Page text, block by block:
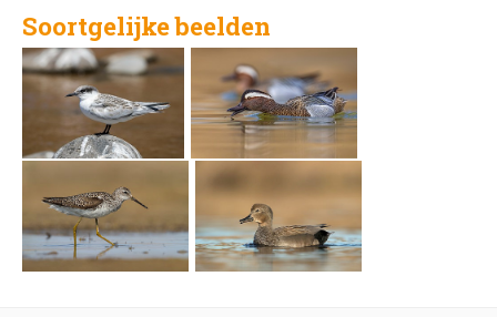
Soortgelijke beelden